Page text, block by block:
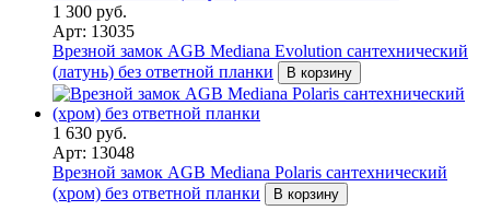
1 300 руб.
Арт: 13035
Врезной замок AGB Mediana Evolution сантехнический
(латунь) без ответной планки
В корзину
1 630 руб.
Арт: 13048
Врезной замок AGB Mediana Polaris сантехнический
(хром) без ответной планки
В корзину